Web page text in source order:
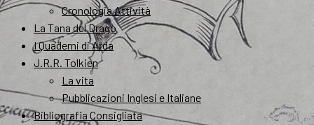
Cronologia Attività
La Tana del Drago
I Quaderni di Arda
J.R.R. Tolkien
La vita
Pubblicazioni Inglesi e Italiane
Bibliografia Consigliata